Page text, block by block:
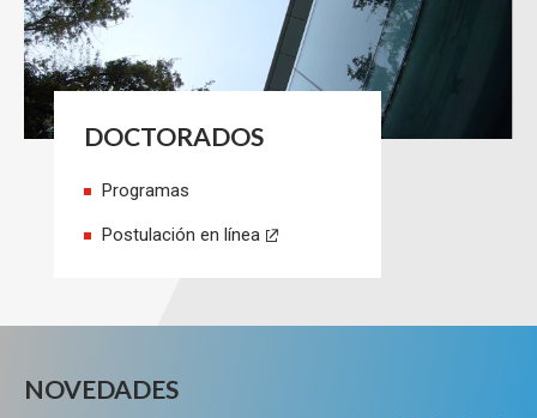
DOCTORADOS
Programas
Postulación en línea
NOVEDADES